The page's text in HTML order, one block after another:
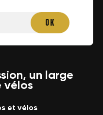
un large
vélos
et vélos